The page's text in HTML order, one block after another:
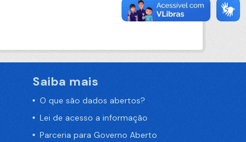
Saiba mais
O que são dados abertos?
Lei de acesso a informação
Parceria para Governo Aberto